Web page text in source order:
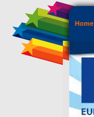
Home